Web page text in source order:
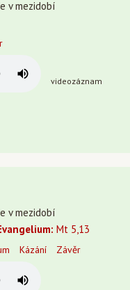
v mezidobí
videozáznam
v mezidobí
Mt 5,13
Kázání Závěr